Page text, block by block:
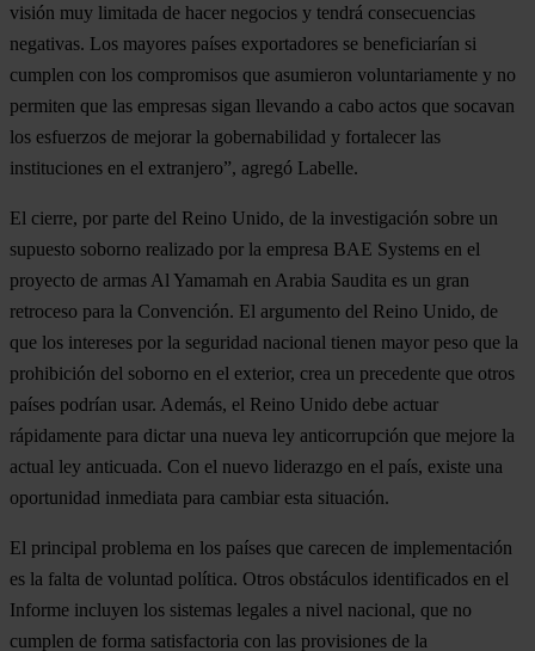
visión muy limitada de hacer negocios y tendrá consecuencias
negativas. Los mayores países exportadores se beneficiarían si
cumplen con los compromisos que asumieron voluntariamente y no
permiten que las empresas sigan llevando a cabo actos que socavan
los esfuerzos de mejorar la gobernabilidad y fortalecer las
instituciones en el extranjero”, agregó Labelle.
El cierre, por parte del Reino Unido, de la investigación sobre un
supuesto soborno realizado por la empresa BAE Systems en el
proyecto de armas Al Yamamah en Arabia Saudita es un gran
retroceso para la Convención. El argumento del Reino Unido, de
que los intereses por la seguridad nacional tienen mayor peso que la
prohibición del soborno en el exterior, crea un precedente que otros
países podrían usar. Además, el Reino Unido debe actuar
rápidamente para dictar una nueva ley anticorrupción que mejore la
actual ley anticuada. Con el nuevo liderazgo en el país, existe una
oportunidad inmediata para cambiar esta situación.
El principal problema en los países que carecen de implementación
es la falta de voluntad política. Otros obstáculos identificados en el
Informe incluyen los sistemas legales a nivel nacional, que no
cumplen de forma satisfactoria con las provisiones de la